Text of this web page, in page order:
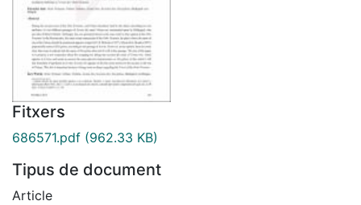
Fitxers
686571.pdf (962.33 KB)
Tipus de document
Article